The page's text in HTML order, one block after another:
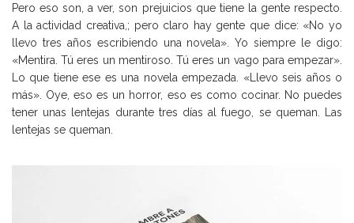
Pero eso son, a ver, son prejuicios que tiene la gente respecto.
A la actividad creativa,; pero claro hay gente que dice: «No yo
llevo tres años escribiendo una novela». Yo siempre le digo:
«Mentira. Tú eres un mentiroso. Tú eres un vago para empezar».
Lo que tiene ese es una novela empezada. «Llevo seis años o
más». Oye, eso es un horror, eso es como cocinar. No puedes
tener unas lentejas durante tres días al fuego, se queman. Las
lentejas se queman.